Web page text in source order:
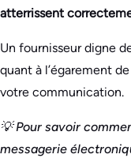
atterrissent
Un fournisseur digne
quant à l’égarement
votre communication.
💡 Pour savoir
messagerie